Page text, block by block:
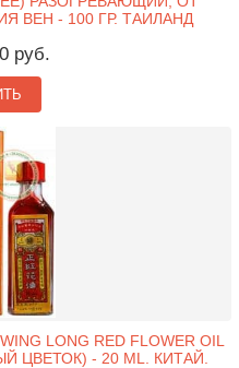
ВЕН - 100 ГР. ТАИЛАНД
руб.
LONG RED FLOWER OIL
ЦВЕТОК) - 20 ML. КИТАЙ.